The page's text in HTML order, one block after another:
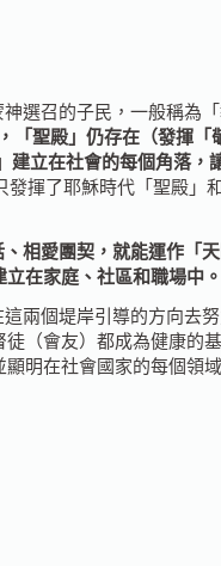
選召的子民，一般稱為
聖殿」仍存在（發揮「
立在社會的每個角落，
揮了耶穌時代「聖殿」
相愛團契，就能運作「
在家庭、社區和職場中。
兩個堤岸引導的方向去
（會友）都成為健康的
明在社會國家的每個領